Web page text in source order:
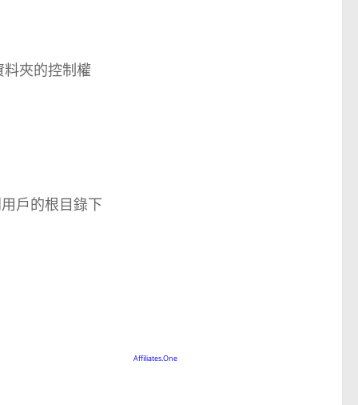
料夾的控制權
戶的根目錄下